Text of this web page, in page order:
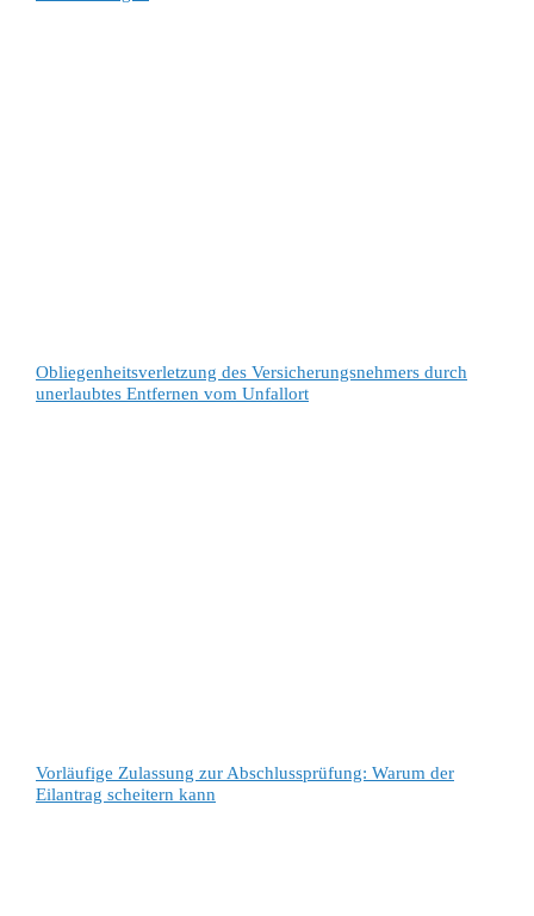
Obliegenheitsverletzung des Versicherungsnehmers durch
unerlaubtes Entfernen vom Unfallort
Vorläufige Zulassung zur Abschlussprüfung: Warum der
Eilantrag scheitern kann